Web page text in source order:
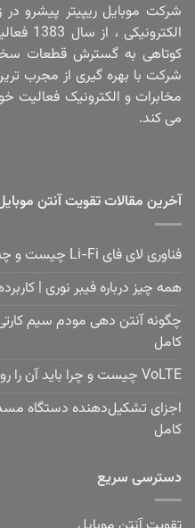
شرکت موبایل ریپیتر پیشرو
کوتاهی به گسترش قطعات
شرکت با بهره گیری از مجرب
مخابرات و الکترونیک فعالیت
می کند.
آخرین مقالات تقویت آنتن
فناوری لای فای Li-Fi چیست و چه تفاوتی با وای فای Wi-Fi دارد؟
همه چیز درباره فیبر نوری |
چگونه آنتن دهی مودم سیم
کامل
VoLTE چیست و چرا باید آن را روی گوشی خود فعال کنید؟
اجزای تشکیل‌دهنده دستگاه
کامل
دسترسی سریع